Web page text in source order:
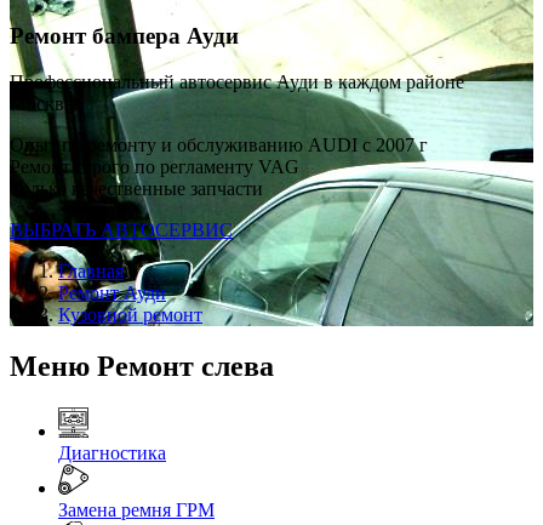
Ремонт бампера Ауди
Профессиональный автосервис Ауди в каждом районе
Москвы
Опыт по ремонту и обслуживанию AUDI с 2007 г
Ремонт строго по регламенту VAG
Только качественные запчасти
ВЫБРАТЬ АВТОСЕРВИС
Главная
Ремонт Ауди
Кузовной ремонт
Меню Ремонт слева
Диагностика
Замена ремня ГРМ